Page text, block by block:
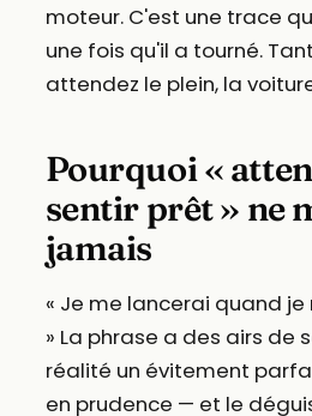
moteur. C'est une trace
une fois qu'il a tourné.
attendez le plein, la
Pourquoi «
sentir prêt » ne
jamais
« Je me lancerai quand
» La phrase a des airs de
réalité un évitement
en prudence — et le